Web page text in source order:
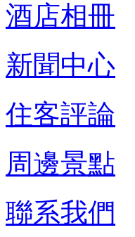
酒店相冊
新聞中心
住客評論
周邊景點
聯系我們